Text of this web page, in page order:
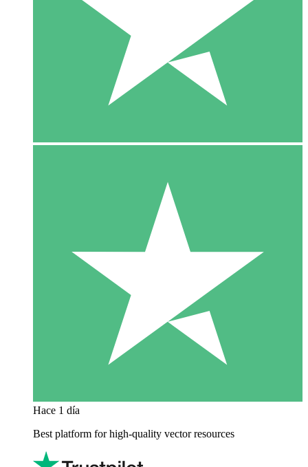
Hace 1 día
Best platform for high-quality vector resources